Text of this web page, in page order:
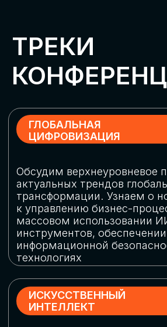
Выясним, как в наши дни уверенно
защищать свой бизнес от киберугроз
ЦИФРОВИЗАЦИЯ
МАРКЕТИНГА И ПРОДАЖ
Обменяемся опытом, какие ИИ-решения
в маркетинге и продажах наиболее
рекламными кампаниями показывают
наибольшую эффективность
РОБОТИЗАЦИЯ
Узнаем, в каких отраслях ИИ
«материализуется», какие роботы
решают сложные бизнес-задачи, а где
только обсуждают концепции
роботизации и потенциальные бюджеты
на тестирование образцов